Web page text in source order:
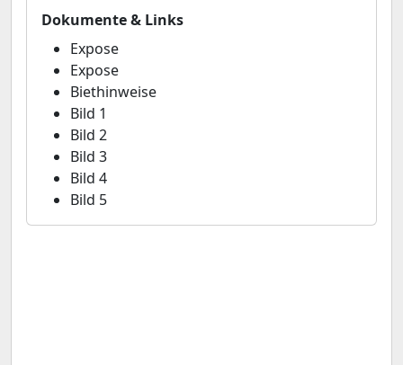
Dokumente & Links
Expose
Expose
Biethinweise
Bild 1
Bild 2
Bild 3
Bild 4
Bild 5